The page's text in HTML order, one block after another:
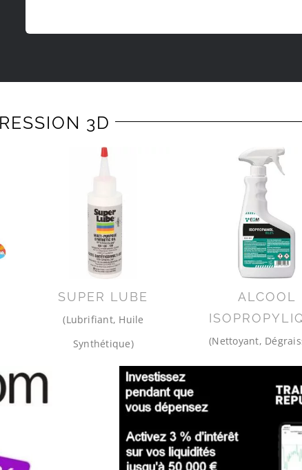
3D
SUPER LUBE
(Lubrifiant, Huile
Synthétique)
ALCOOL
(Nettoyant,